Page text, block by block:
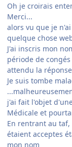
Oh je croirais
Merci...
alors vu que je
quelque chose
J'ai inscris mon
période de
attendu la
Je suis tombe
j'ai fait l'objet
Médicale et
En rentrant au
étaient acceptes
mon nom